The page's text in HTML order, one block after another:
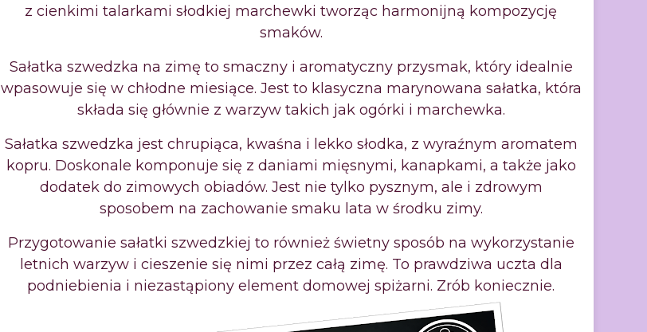
z cienkimi talarkami słodkiej marchewki tworząc harmonijną kompozycję
smaków.
Sałatka szwedzka na zimę to smaczny i aromatyczny przysmak, który idealnie
wpasowuje się w chłodne miesiące. Jest to klasyczna marynowana sałatka, która
składa się głównie z warzyw takich jak ogórki i marchewka.
Sałatka szwedzka jest chrupiąca, kwaśna i lekko słodka, z wyraźnym aromatem
kopru. Doskonale komponuje się z daniami mięsnymi, kanapkami, a także jako
dodatek do zimowych obiadów. Jest nie tylko pysznym, ale i zdrowym
sposobem na zachowanie smaku lata w środku zimy.
Przygotowanie sałatki szwedzkiej to również świetny sposób na wykorzystanie
letnich warzyw i cieszenie się nimi przez całą zimę. To prawdziwa uczta dla
podniebienia i niezastąpiony element domowej spiżarni. Zrób koniecznie.